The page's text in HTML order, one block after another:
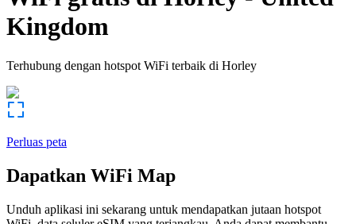
Kingdom
Terhubung dengan hotspot WiFi terbaik di Horley
Perluas peta
Dapatkan WiFi Map
Unduh aplikasi ini sekarang untuk mendapatkan jutaan hotspot